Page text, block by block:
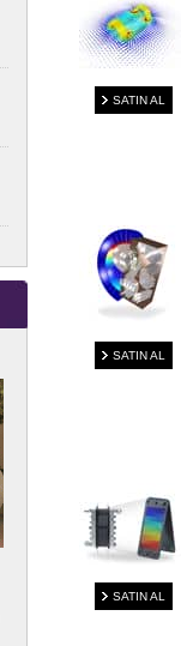
SATIN AL
SATIN AL
SATIN AL